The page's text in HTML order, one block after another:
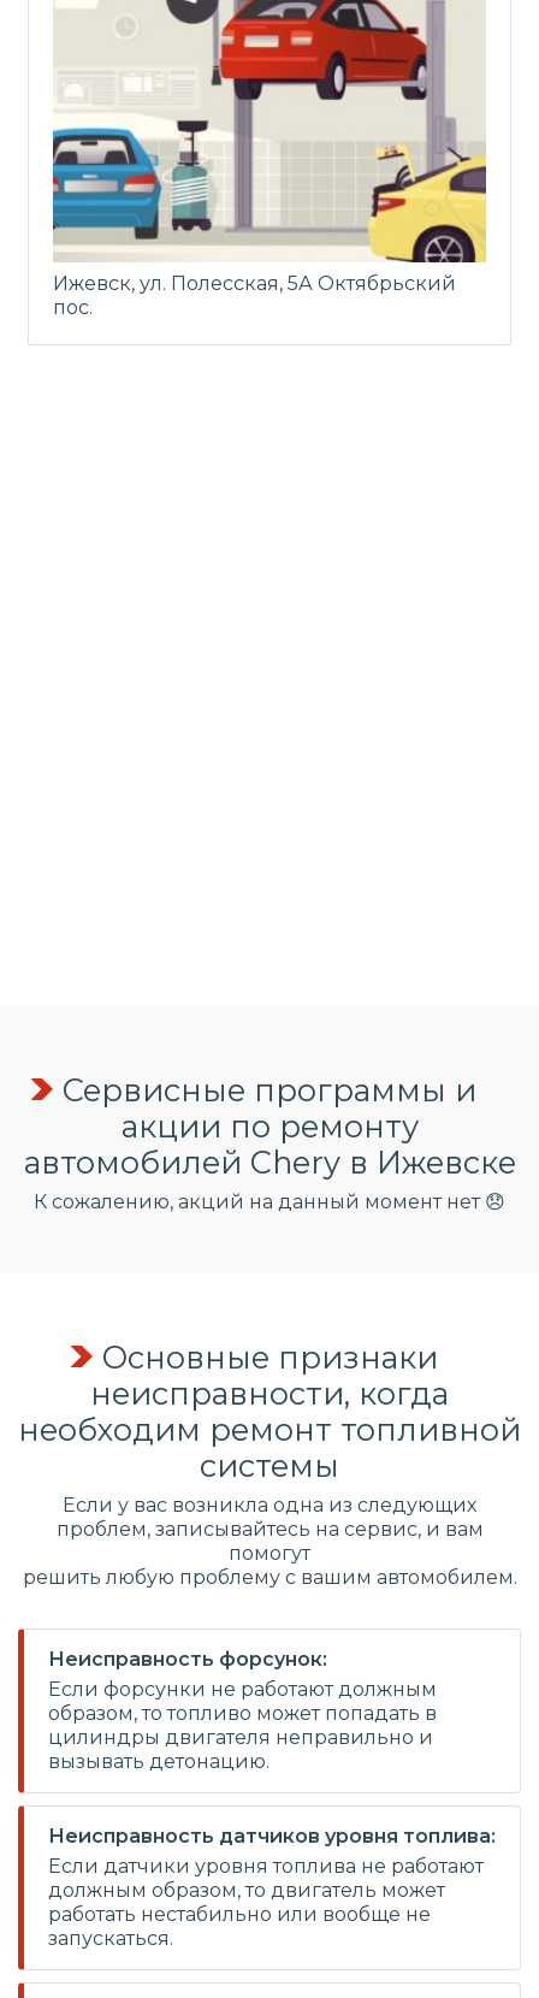
Ижевск, ул. Полесская, 5А Октябрьский
пос.
Сервисные программы и
акции по ремонту
автомобилей Chery в Ижевске
К сожалению, акций на данный момент нет 😞
Основные признаки
неисправности, когда
необходим ремонт топливной
системы
Если у вас возникла одна из следующих
проблем, записывайтесь на сервис, и вам
помогут
решить любую проблему с вашим автомобилем.
Неисправность форсунок:
Если форсунки не работают должным
образом, то топливо может попадать в
цилиндры двигателя неправильно и
вызывать детонацию.
Неисправность датчиков уровня топлива:
Если датчики уровня топлива не работают
должным образом, то двигатель может
работать нестабильно или вообще не
запускаться.